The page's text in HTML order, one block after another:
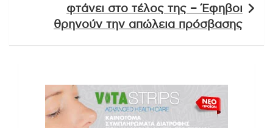
φτάνει στο τέλος της – Έφηβοι
θρηνούν την απώλεια πρόσβασης